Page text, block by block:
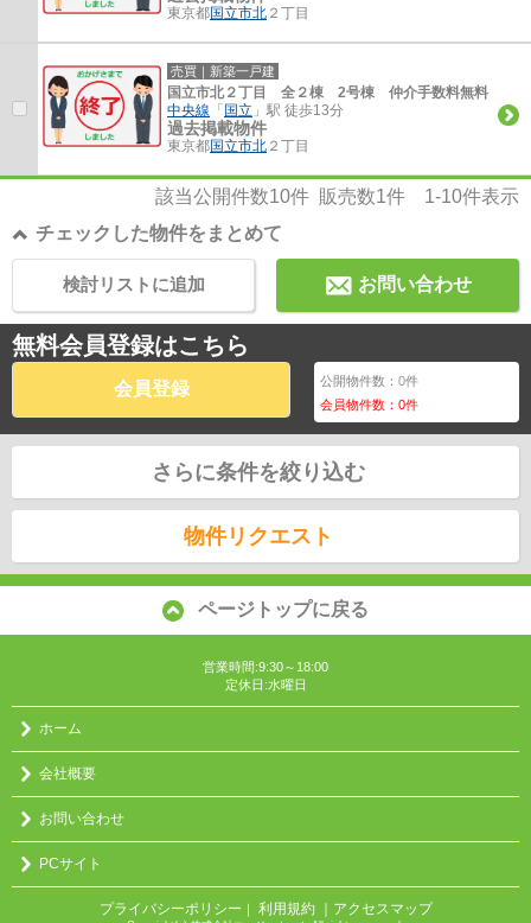
東京都国立市北 ２丁目
売買｜新築一戸建
国立市北２丁目 全２棟 2号棟 仲介手数料無料
中央線 「 国立 」駅 徒歩13分
過去掲載物件
東京都国立市北 ２丁目
該当公開件数10件 販売数1件 1-10件表示
チェックした物件をまとめて
お問い合わせ
検討リストに追加
無料会員登録はこちら
会員登録 公開物件数：0件
会員物件数：0件
さらに条件を絞り込む
物件リクエスト
ページトップに戻る
営業時間:9:30～18:00
定休日:水曜日
ホーム
会社概要
お問い合わせ
PCサイト
プライバシーポリシー ｜ 利用規約 ｜アクセスマップ